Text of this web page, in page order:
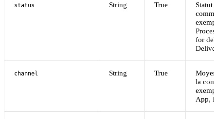
status String True
Statut
for
channel String True
la
App,